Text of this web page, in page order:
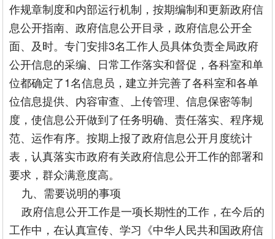
作规章制度和内部运行机制，按期编制和更新政府信
息公开指南、政府信息公开目录，政府信息公开全
面、及时。专门安排3名工作人员具体负责全局政府
公开信息的采编、日常工作落实和督促，各科室和单
位都确定了1名信息员，建立并完善了各科室和各单
位信息提供、内容审查、上传管理、信息保密等制
度，使信息公开做到了任务明确、责任落实、程序规
范、运作有序。按期上报了政府信息公开月度统计
表，认真落实市政府有关政府信息公开工作的部署和
要求，群众满意度高。
九、需要说明的事项
政府信息公开工作是一项长期性的工作，在今后的
工作中，在认真宣传、学习《中华人民共和国政府信